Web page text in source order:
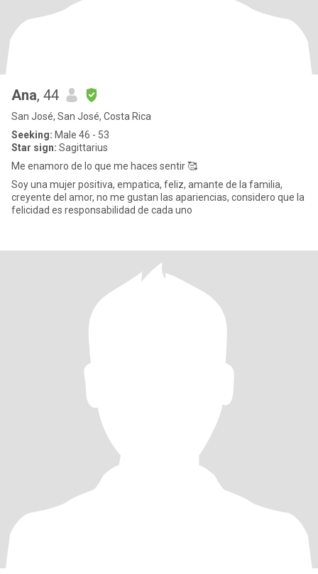
Ana, 44
San José, San José, Costa Rica
Seeking: Male 46 - 53
Star sign: Sagittarius
Me enamoro de lo que me haces sentir 🥰
Soy una mujer positiva, empatica, feliz, amante de la familia,
creyente del amor, no me gustan las apariencias, considero que la
felicidad es responsabilidad de cada uno